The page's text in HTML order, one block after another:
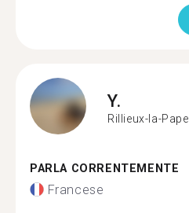
Y.
Rillieux-la-Pape
PARLA CORRENTEMENTE
Francese